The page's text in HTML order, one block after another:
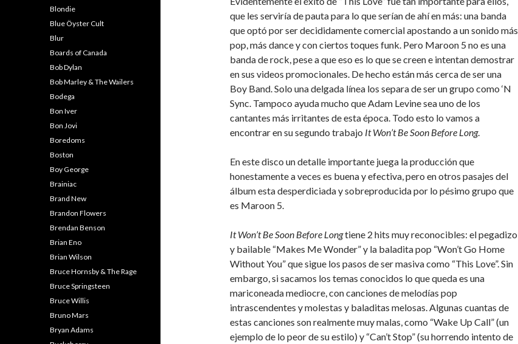
que les serviría de pauta para lo que serían de ahí en más: una banda
que optó por ser decididamente comercial apostando a un sonido más
pop, más dance y con ciertos toques funk. Pero Maroon 5 no es una
banda de rock, pese a que eso es lo que se creen e intentan demostrar
en sus videos promocionales. De hecho están más cerca de ser una
Boy Band. Solo una delgada línea los separa de ser un grupo como ‘N
Sync. Tampoco ayuda mucho que Adam Levine sea uno de los
cantantes más irritantes de esta época. Todo esto lo vamos a
encontrar en su segundo trabajo It Won’t Be Soon Before Long.
En este disco un detalle importante juega la producción que
honestamente a veces es buena y efectiva, pero en otros pasajes del
álbum esta desperdiciada y sobreproducida por lo pésimo grupo que
es Maroon 5.
It Won’t Be Soon Before Longtiene 2 hits muy reconocibles: el pegadizo
y bailable “Makes Me Wonder” y la baladita pop “Won’t Go Home
Without You” que sigue los pasos de ser masiva como “This Love”. Sin
embargo, si sacamos los temas conocidos lo que queda es una
mariconeada mediocre, con canciones de melodías pop
intrascendentes y molestas y baladitas melosas. Algunas cuantas de
estas canciones son realmente muy malas, como “Wake Up Call” (un
ejemplo de lo peor de su estilo) y “Can’t Stop” (su horrendo intento de
Blondie
Blue Öyster Cult
Blur
Boards of Canada
Bob Dylan
Bob Marley & The Wailers
Bodega
Bon Iver
Bon Jovi
Boredoms
Boston
Boy George
Brainiac
Brand New
Brandon Flowers
Brendan Benson
Brian Eno
Brian Wilson
Bruce Hornsby & The Rage
Bruce Springsteen
Bruce Willis
Bruno Mars
Bryan Adams